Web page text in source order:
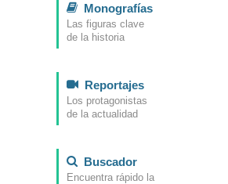
Monografías
Las figuras clave
de la historia
Reportajes
Los protagonistas
de la actualidad
Buscador
Encuentra rápido la